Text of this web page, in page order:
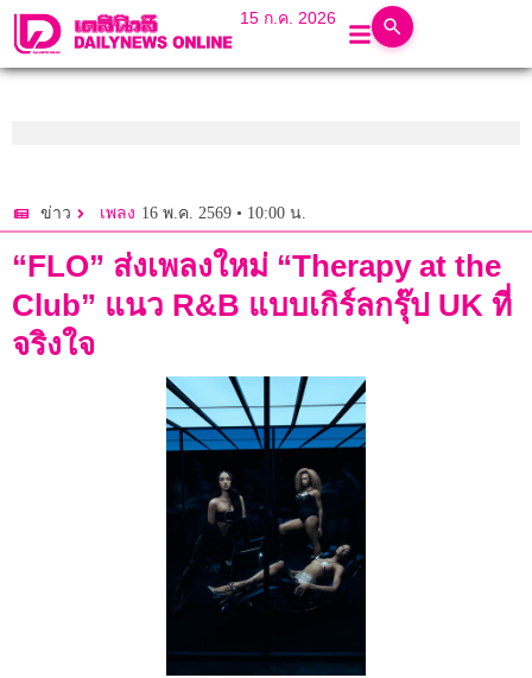
15 ก.ค. 2026
ข่าว เพลง 16 พ.ค. 2569 • 10:00 น.
“FLO” ส่งเพลงใหม่ “Therapy at the
Club” แนว R&B แบบเกิร์ลกรุ๊ป UK ที่
จริงใจ